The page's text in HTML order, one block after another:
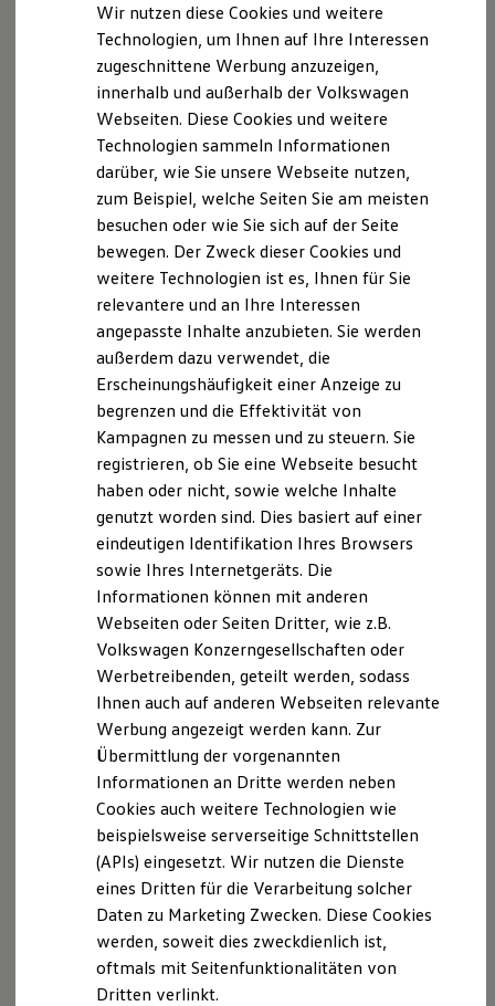
Laden unterwegs
Laden Zuhause
Ladestationen finden
Ladezeitensimulator
Batterie
Sicherheit
Nachhaltigkeit
Technologie
Kosten und Kauf
Verbrauchskosten
Kaufoptionen
E-Auto-Förderung
Software und Konnektivität
Die ID. Software 6
ID. Software Versionen und Updates
Digitale Extras
Schnittstellen zu Ihrem ID.
Marke und Erlebnis
Volkswagen R und R Experience
R-Modelle
R Experience
Driving Experience
Volkswagen entdecken
Werkbesichtigung
Lifestyle Shop
T-Roc Kollektion
Golf Kollektion
Volkswagen Kollektion
R-Kollektion
GTI Kollektion
Fußball Drop
we drive football
#wedriveproud
Besitzer und Service
myVolkswagen
Software Updates
Service und Ersatzteile
Inspektion und HU/AU
Reparaturen und Checks
Motorenöl und Flüssigkeiten
Räder und Reifen
Pannen- und Unfallhilfe
Economy Service
Volkswagen Teile
Zubehör
Modellspezifisches Zubehör
Wir nutzen diese Cookies und weitere
Technologien, um Ihnen auf Ihre Interessen
zugeschnittene Werbung anzuzeigen,
innerhalb und außerhalb der Volkswagen
Webseiten. Diese Cookies und weitere
Technologien sammeln Informationen
darüber, wie Sie unsere Webseite nutzen,
zum Beispiel, welche Seiten Sie am meisten
besuchen oder wie Sie sich auf der Seite
bewegen. Der Zweck dieser Cookies und
weitere Technologien ist es, Ihnen für Sie
relevantere und an Ihre Interessen
angepasste Inhalte anzubieten. Sie werden
außerdem dazu verwendet, die
Erscheinungshäufigkeit einer Anzeige zu
begrenzen und die Effektivität von
Kampagnen zu messen und zu steuern. Sie
registrieren, ob Sie eine Webseite besucht
haben oder nicht, sowie welche Inhalte
genutzt worden sind. Dies basiert auf einer
eindeutigen Identifikation Ihres Browsers
sowie Ihres Internetgeräts. Die
Informationen können mit anderen
Webseiten oder Seiten Dritter, wie z.B.
Volkswagen Konzerngesellschaften oder
Werbetreibenden, geteilt werden, sodass
Ihnen auch auf anderen Webseiten relevante
Werbung angezeigt werden kann. Zur
Übermittlung der vorgenannten
Informationen an Dritte werden neben
Cookies auch weitere Technologien wie
beispielsweise serverseitige Schnittstellen
(APIs) eingesetzt. Wir nutzen die Dienste
eines Dritten für die Verarbeitung solcher
Daten zu Marketing Zwecken. Diese Cookies
werden, soweit dies zweckdienlich ist,
oftmals mit Seitenfunktionalitäten von
Dritten verlinkt.